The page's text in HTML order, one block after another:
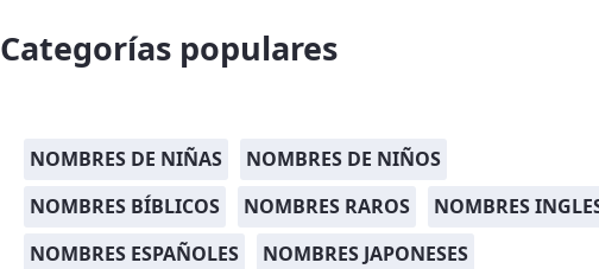
Categorías populares
NOMBRES DE NIÑAS
NOMBRES DE NIÑOS
NOMBRES BÍBLICOS
NOMBRES RAROS
NOMBRES
NOMBRES ESPAÑOLES
NOMBRES JAPONESES